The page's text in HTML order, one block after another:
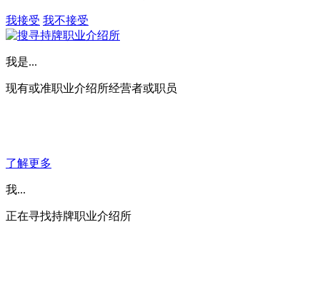
我接受 我不接受
我是...
现有或准职业介绍所经营者或职员
了解更多
我...
正在寻找持牌职业介绍所